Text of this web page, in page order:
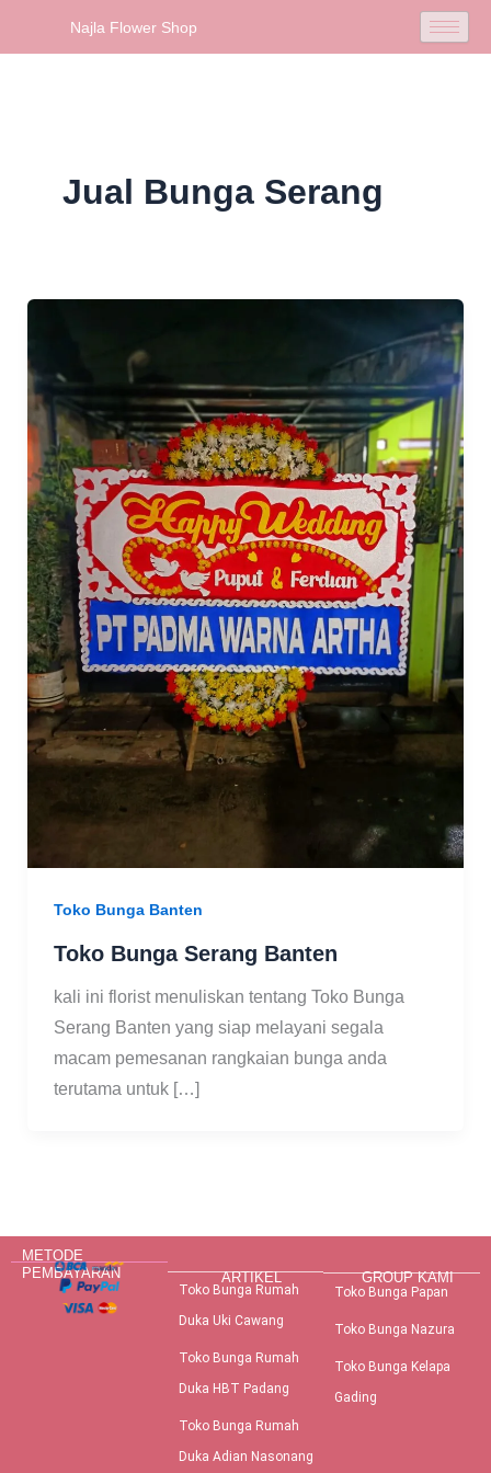
Najla Flower Shop
Jual Bunga Serang
Toko Bunga Banten
Toko Bunga Serang Banten
kali ini florist menuliskan tentang Toko Bunga
Serang Banten yang siap melayani segala
macam pemesanan rangkaian bunga anda
terutama untuk […]
METODE
PEMBAYARAN
ARTIKEL
Toko Bunga Rumah
Duka Uki Cawang
Toko Bunga Rumah
Duka HBT Padang
Toko Bunga Rumah
Duka Adian Nasonang
GROUP KAMI
Toko Bunga Papan
Toko Bunga Nazura
Toko Bunga Kelapa
Gading